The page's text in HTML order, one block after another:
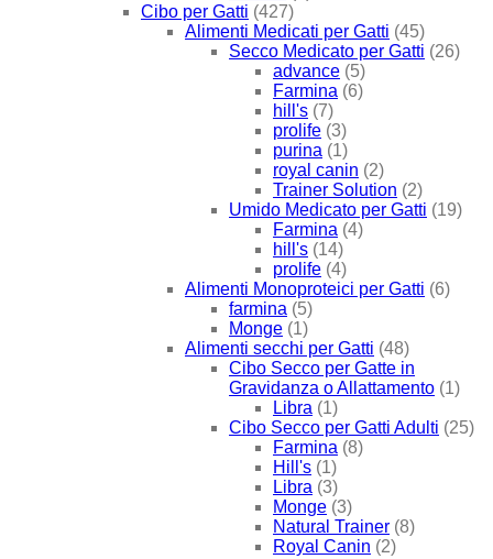
Cibo per Gatti (427)
Alimenti Medicati per Gatti (45)
Secco Medicato per Gatti (26)
advance (5)
Farmina (6)
hill's (7)
prolife (3)
purina (1)
royal canin (2)
Trainer Solution (2)
Umido Medicato per Gatti (19)
Farmina (4)
hill's (14)
prolife (4)
Alimenti Monoproteici per Gatti (6)
farmina (5)
Monge (1)
Alimenti secchi per Gatti (48)
Cibo Secco per Gatte in
Gravidanza o Allattamento (1)
Libra (1)
Cibo Secco per Gatti Adulti (25)
Farmina (8)
Hill's (1)
Libra (3)
Monge (3)
Natural Trainer (8)
Royal Canin (2)